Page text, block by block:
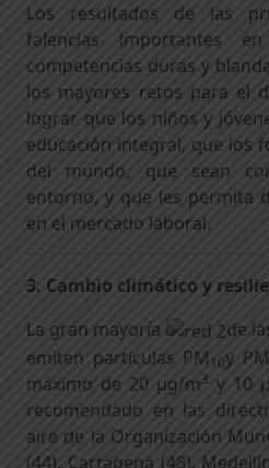
Los resultados de las
falencias importantes
competencias duras y
los mayores retos para el
lograr que los niños y
educación integral, que los
del mundo, que sean
entorno, y que les permita
en el mercado laboral.
3. Cambio climático y
La gran mayoría
de
emiten partículas PM10y PM
máximo de 20 µg/m3 y 10
recomendado en las
aire de la Organización
(44), Cartagena (48),